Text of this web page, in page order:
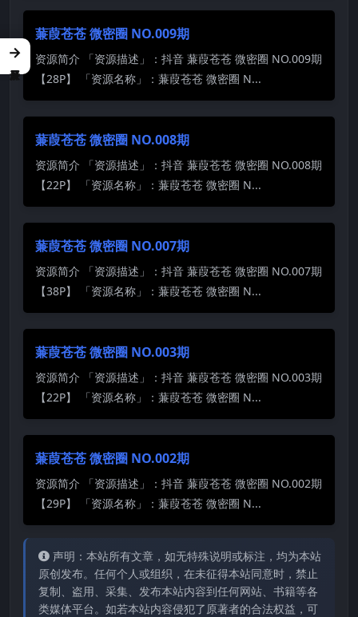
蒹葭苍苍 微密圈 NO.009期
资源简介 「资源描述」：抖音 蒹葭苍苍 微密圈 NO.009期
【28P】 「资源名称」：蒹葭苍苍 微密圈 N...
蒹葭苍苍 微密圈 NO.008期
资源简介 「资源描述」：抖音 蒹葭苍苍 微密圈 NO.008期
【22P】 「资源名称」：蒹葭苍苍 微密圈 N...
蒹葭苍苍 微密圈 NO.007期
资源简介 「资源描述」：抖音 蒹葭苍苍 微密圈 NO.007期
【38P】 「资源名称」：蒹葭苍苍 微密圈 N...
蒹葭苍苍 微密圈 NO.003期
资源简介 「资源描述」：抖音 蒹葭苍苍 微密圈 NO.003期
【22P】 「资源名称」：蒹葭苍苍 微密圈 N...
蒹葭苍苍 微密圈 NO.002期
资源简介 「资源描述」：抖音 蒹葭苍苍 微密圈 NO.002期
【29P】 「资源名称」：蒹葭苍苍 微密圈 N...
声明：本站所有文章，如无特殊说明或标注，均为本站
原创发布。任何个人或组织，在未征得本站同意时，禁止
复制、盗用、采集、发布本站内容到任何网站、书籍等各
类媒体平台。如若本站内容侵犯了原著者的合法权益，可
→